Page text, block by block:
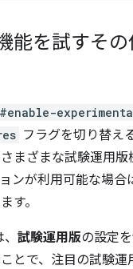
能を試すその
フラグを切り替え
まざまな試験運用版
ンが利用可能な場合
す。
試験運用版の設定
とで、注目の試験運